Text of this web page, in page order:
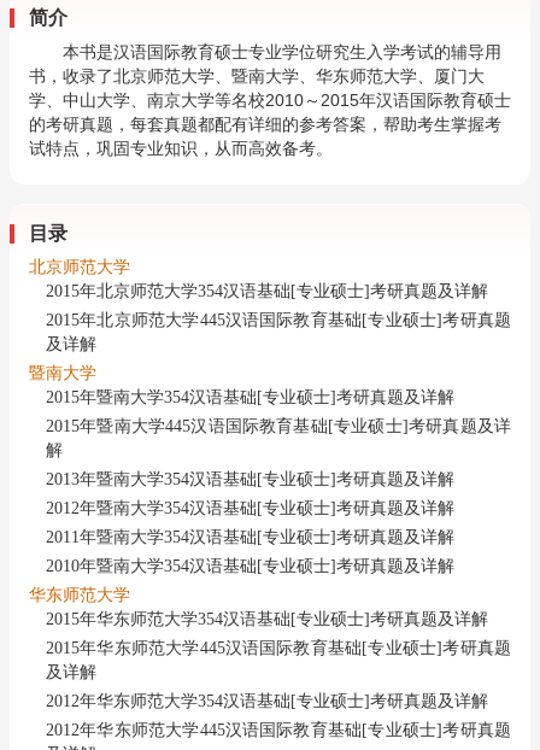
简介
本书是汉语国际教育硕士专业学位研究生入学考试的辅导用
书，收录了北京师范大学、暨南大学、华东师范大学、厦门大
学、中山大学、南京大学等名校2010～2015年汉语国际教育硕士
的考研真题，每套真题都配有详细的参考答案，帮助考生掌握考
试特点，巩固专业知识，从而高效备考。
目录
北京师范大学
2015年北京师范大学354汉语基础[专业硕士]考研真题及详解
2015年北京师范大学445汉语国际教育基础[专业硕士]考研真题
及详解
暨南大学
2015年暨南大学354汉语基础[专业硕士]考研真题及详解
2015年暨南大学445汉语国际教育基础[专业硕士]考研真题及详
解
2013年暨南大学354汉语基础[专业硕士]考研真题及详解
2012年暨南大学354汉语基础[专业硕士]考研真题及详解
2011年暨南大学354汉语基础[专业硕士]考研真题及详解
2010年暨南大学354汉语基础[专业硕士]考研真题及详解
华东师范大学
2015年华东师范大学354汉语基础[专业硕士]考研真题及详解
2015年华东师范大学445汉语国际教育基础[专业硕士]考研真题
及详解
2012年华东师范大学354汉语基础[专业硕士]考研真题及详解
2012年华东师范大学445汉语国际教育基础[专业硕士]考研真题